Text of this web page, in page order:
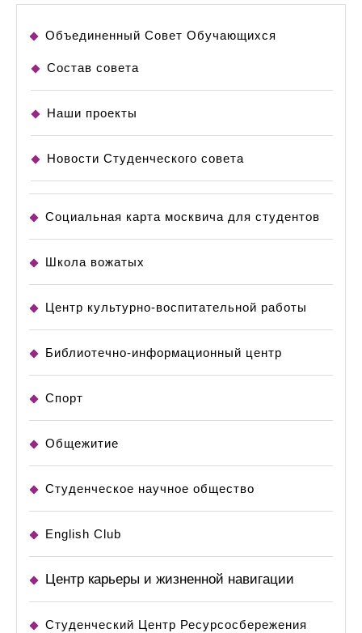
Объединенный Совет Обучающихся
Состав совета
Наши проекты
Новости Студенческого совета
Социальная карта москвича для студентов
Школа вожатых
Центр культурно-воспитательной работы
Библиотечно-информационный центр
Спорт
Общежитие
Студенческое научное общество
English Club
Центр карьеры и жизненной навигации
Студенческий Центр Ресурсосбережения